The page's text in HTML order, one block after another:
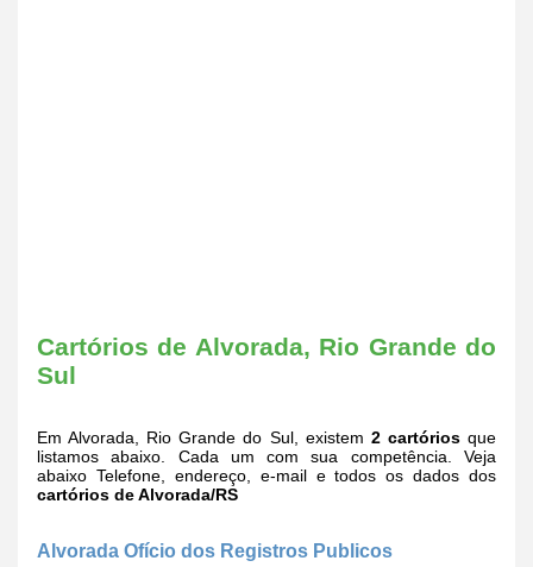
Cartórios de Alvorada, Rio Grande do
Sul
Em Alvorada, Rio Grande do Sul, existem 2 cartóriosque
listamos abaixo. Cada um com sua competência. Veja
abaixo Telefone, endereço, e-mail e todos os dados dos
cartórios de Alvorada/RS
Alvorada Ofício dos Registros Publicos